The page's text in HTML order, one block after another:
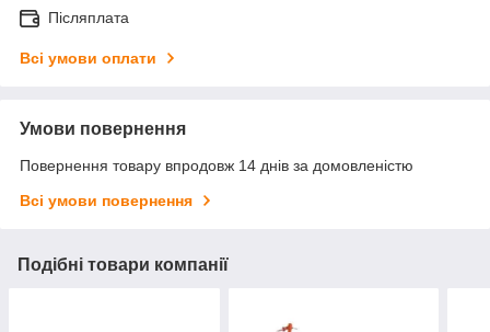
Післяплата
Всі умови оплати
Умови повернення
Повернення товару впродовж 14 днів за домовленістю
Всі умови повернення
Подібні товари компанії